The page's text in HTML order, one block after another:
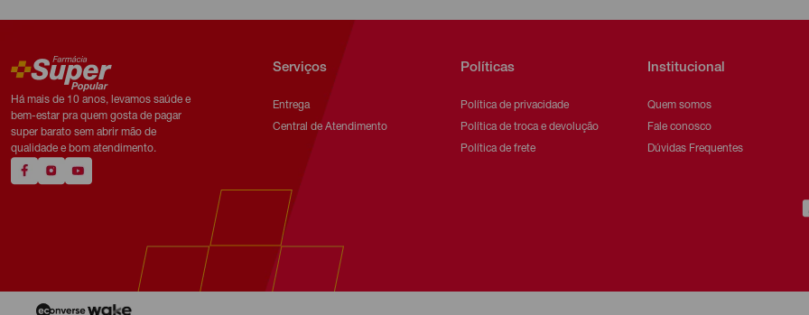
Há mais de 10 anos, levamos saúde e
bem-estar pra quem gosta de pagar
super barato sem abrir mão de
qualidade e bom atendimento.
Serviços
Entrega
Central de Atendimento
Políticas
Política de privacidade
Política de troca e devolução
Política de frete
Institucional
Quem somos
Fale conosco
Dúvidas Frequentes